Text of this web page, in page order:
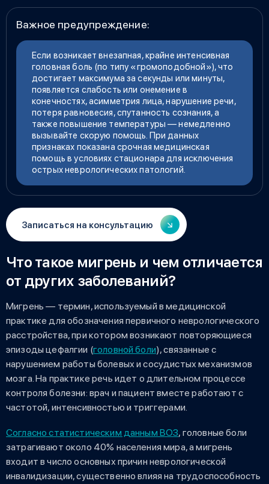
Важное предупреждение:
Если возникает внезапная, крайне интенсивная
головная боль (по типу «громоподобной»), что
достигает максимума за секунды или минуты,
появляется слабость или онемение в
конечностях, асимметрия лица, нарушение речи,
потеря равновесия, спутанность сознания, а
также повышение температуры — немедленно
вызывайте скорую помощь. При данных
признаках показана срочная медицинская
помощь в условиях стационара для исключения
острых неврологических патологий.
Записаться на консультацию
Что такое мигрень и чем отличается
от других заболеваний?
Мигрень — термин, используемый в медицинской
практике для обозначения первичного неврологического
расстройства, при котором возникают повторяющиеся
эпизоды цефалгии (головной боли), связанные с
нарушением работы болевых и сосудистых механизмов
мозга. На практике речь идет о длительном процессе
контроля болезни: врач и пациент вместе работают с
частотой, интенсивностью и триггерами.
Согласно статистическим данным ВОЗ, головные боли
затрагивают около 40% населения мира, а мигрень
входит в число основных причин неврологической
инвалидизации, существенно влияя на трудоспособность